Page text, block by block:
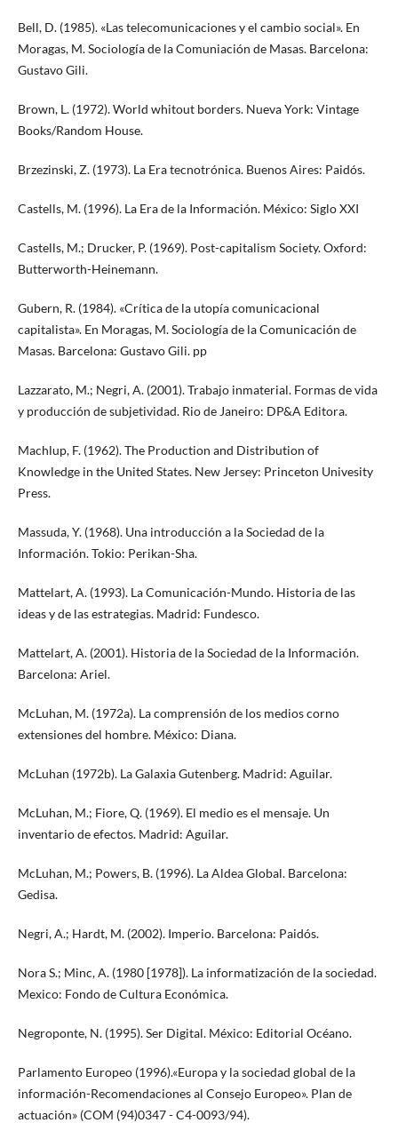
Bell, D. (1985). «Las telecomunicaciones y el cambio social». En
Moragas, M. Sociología de la Comuniación de Masas. Barcelona:
Gustavo Gili.
Brown, L. (1972). World whitout borders. Nueva York: Vintage
Books/Random House.
Brzezinski, Z. (1973). La Era tecnotrónica. Buenos Aires: Paidós.
Castells, M. (1996). La Era de la Información. México: Siglo XXI
Castells, M.; Drucker, P. (1969). Post-capitalism Society. Oxford:
Butterworth-Heinemann.
Gubern, R. (1984). «Crítica de la utopía comunicacional
capitalista». En Moragas, M. Sociología de la Comunicación de
Masas. Barcelona: Gustavo Gili. pp
Lazzarato, M.; Negri, A. (2001). Trabajo inmaterial. Formas de vida
y producción de subjetividad. Rio de Janeiro: DP&A Editora.
Machlup, F. (1962). The Production and Distribution of
Knowledge in the United States. New Jersey: Princeton Univesity
Press.
Massuda, Y. (1968). Una introducción a la Sociedad de la
Información. Tokio: Perikan-Sha.
Mattelart, A. (1993). La Comunicación-Mundo. Historia de las
ideas y de las estrategias. Madrid: Fundesco.
Mattelart, A. (2001). Historia de la Sociedad de la Información.
Barcelona: Ariel.
McLuhan, M. (1972a). La comprensión de los medios corno
extensiones del hombre. México: Diana.
McLuhan (1972b). La Galaxia Gutenberg. Madrid: Aguilar.
McLuhan, M.; Fiore, Q. (1969). El medio es el mensaje. Un
inventario de efectos. Madrid: Aguilar.
McLuhan, M.; Powers, B. (1996). La Aldea Global. Barcelona:
Gedisa.
Negri, A.; Hardt, M. (2002). Imperio. Barcelona: Paidós.
Nora S.; Minc, A. (1980 [1978]). La informatización de la sociedad.
Mexico: Fondo de Cultura Económica.
Negroponte, N. (1995). Ser Digital. México: Editorial Océano.
Parlamento Europeo (1996).«Europa y la sociedad global de la
información-Recomendaciones al Consejo Europeo». Plan de
actuación» (COM (94)0347 - C4-0093/94).